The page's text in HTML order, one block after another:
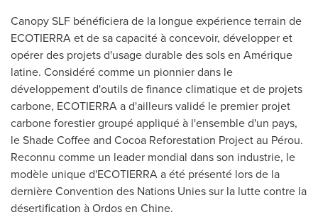
Canopy SLF bénéficiera de la longue expérience terrain de
ECOTIERRA et de sa capacité à concevoir, développer et
opérer des projets d'usage durable des sols en Amérique
latine. Considéré comme un pionnier dans le
développement d'outils de finance climatique et de projets
carbone, ECOTIERRA a d'ailleurs validé le premier projet
carbone forestier groupé appliqué à l'ensemble d'un pays,
le Shade Coffee and Cocoa Reforestation Project au Pérou.
Reconnu comme un leader mondial dans son industrie, le
modèle unique d'ECOTIERRA a été présenté lors de la
dernière Convention des Nations Unies sur la lutte contre la
désertification à Ordos en Chine.